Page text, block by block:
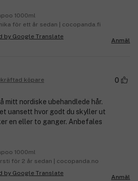
1000ml
för ett år sedan | cocopanda.fi
Anmäl
köpare 0
mitt nordiske ubehandlede hår.
uansett hvor godt du skyller ut
en eller to ganger. Anbefales
1000ml
för 2 år sedan | cocopanda.no
Anmäl